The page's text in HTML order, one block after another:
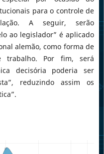
para o controle de
A seguir, serão
ao legislador” é aplicado
alemão, como forma de
trabalho. Por fim, será
decisória poderia ser
reduzindo assim os